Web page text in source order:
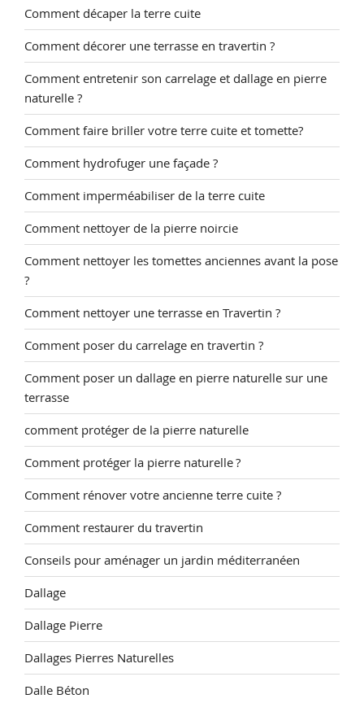
Comment décaper la terre cuite
Comment décorer une terrasse en travertin ?
Comment entretenir son carrelage et dallage en pierre
naturelle ?
Comment faire briller votre terre cuite et tomette?
Comment hydrofuger une façade ?
Comment imperméabiliser de la terre cuite
Comment nettoyer de la pierre noircie
Comment nettoyer les tomettes anciennes avant la pose
?
Comment nettoyer une terrasse en Travertin ?
Comment poser du carrelage en travertin ?
Comment poser un dallage en pierre naturelle sur une
terrasse
comment protéger de la pierre naturelle
Comment protéger la pierre naturelle ?
Comment rénover votre ancienne terre cuite ?
Comment restaurer du travertin
Conseils pour aménager un jardin méditerranéen
Dallage
Dallage Pierre
Dallages Pierres Naturelles
Dalle Béton